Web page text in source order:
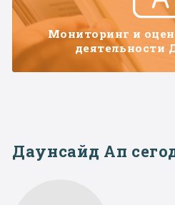
Мониторинг и
деятельности
Даунсайд Ап